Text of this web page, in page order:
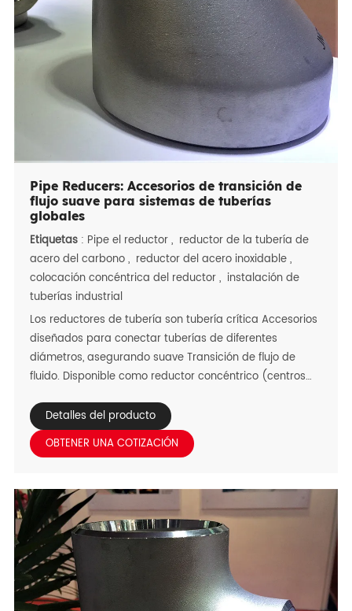
Pipe Reducers: Accesorios de transición de
flujo suave para sistemas de tuberías
globales
Etiquetas: Pipe el reductor, reductor de la tubería de
acero del carbono, reductor del acero inoxidable,
colocación concéntrica del reductor, instalación de
tuberías industrial
Los reductores de tubería son tubería crítica Accesorios
diseñados para conectar tuberías de diferentes
diámetros, asegurando suave Transición de flujo de
fluido. Disponible como reductor concéntrico (centros
compensación), que atienden a aplicaciones globales a
través de Diversos climas duros-calor del desierto,
humedad costera, lluvias tropicales y Entornos
exclusivamente a partir de carbono Acero, acero
inoxidable, acero de aleación, y acero a dos caras, estos
reductores entregan Rendimiento adaptado: el acero al
carbono ofrece una resistencia rentable para El uso
resistente, acero inoxidable proporciona la resistencia a
la corrosión superior para Químico/procesamiento de
alimentos, el acero aleado sobresale en escenarios de
Detalles del producto
OBTENER UNA COTIZACIÓN